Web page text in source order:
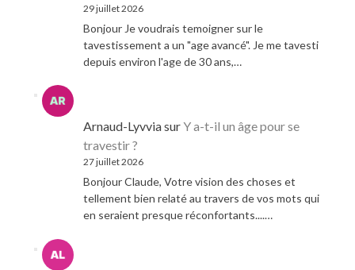
29 juillet 2026
Bonjour Je voudrais temoigner sur le
tavestissement a un "age avancé". Je me tavesti
depuis environ l'age de 30 ans,…
Arnaud-LyvviasurY a-t-il un âge pour se
travestir ?
27 juillet 2026
Bonjour Claude, Votre vision des choses et
tellement bien relaté au travers de vos mots qui
en seraient presque réconfortants....…